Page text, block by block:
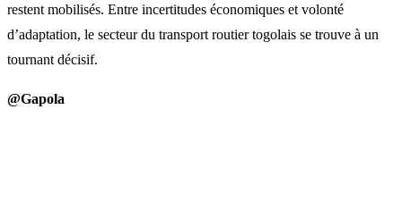
restent mobilisés. Entre incertitudes économiques et volonté
d’adaptation, le secteur du transport routier togolais se trouve à un
tournant décisif.
@Gapola